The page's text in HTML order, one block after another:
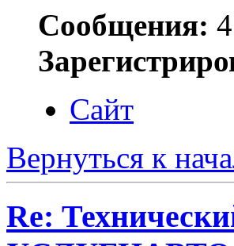
Сообщения:
Сайт
Вернуться к
Re: